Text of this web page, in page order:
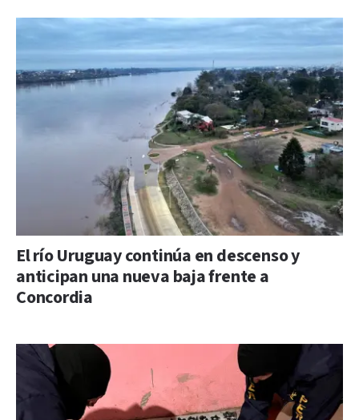
El río Uruguay continúa en descenso y
anticipan una nueva baja frente a
Concordia